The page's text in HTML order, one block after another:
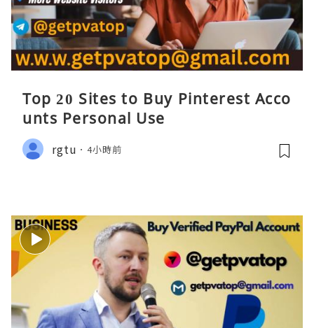
Top 20 Sites to Buy Pinterest Acco
unts Personal Use
rgtu 4小時前